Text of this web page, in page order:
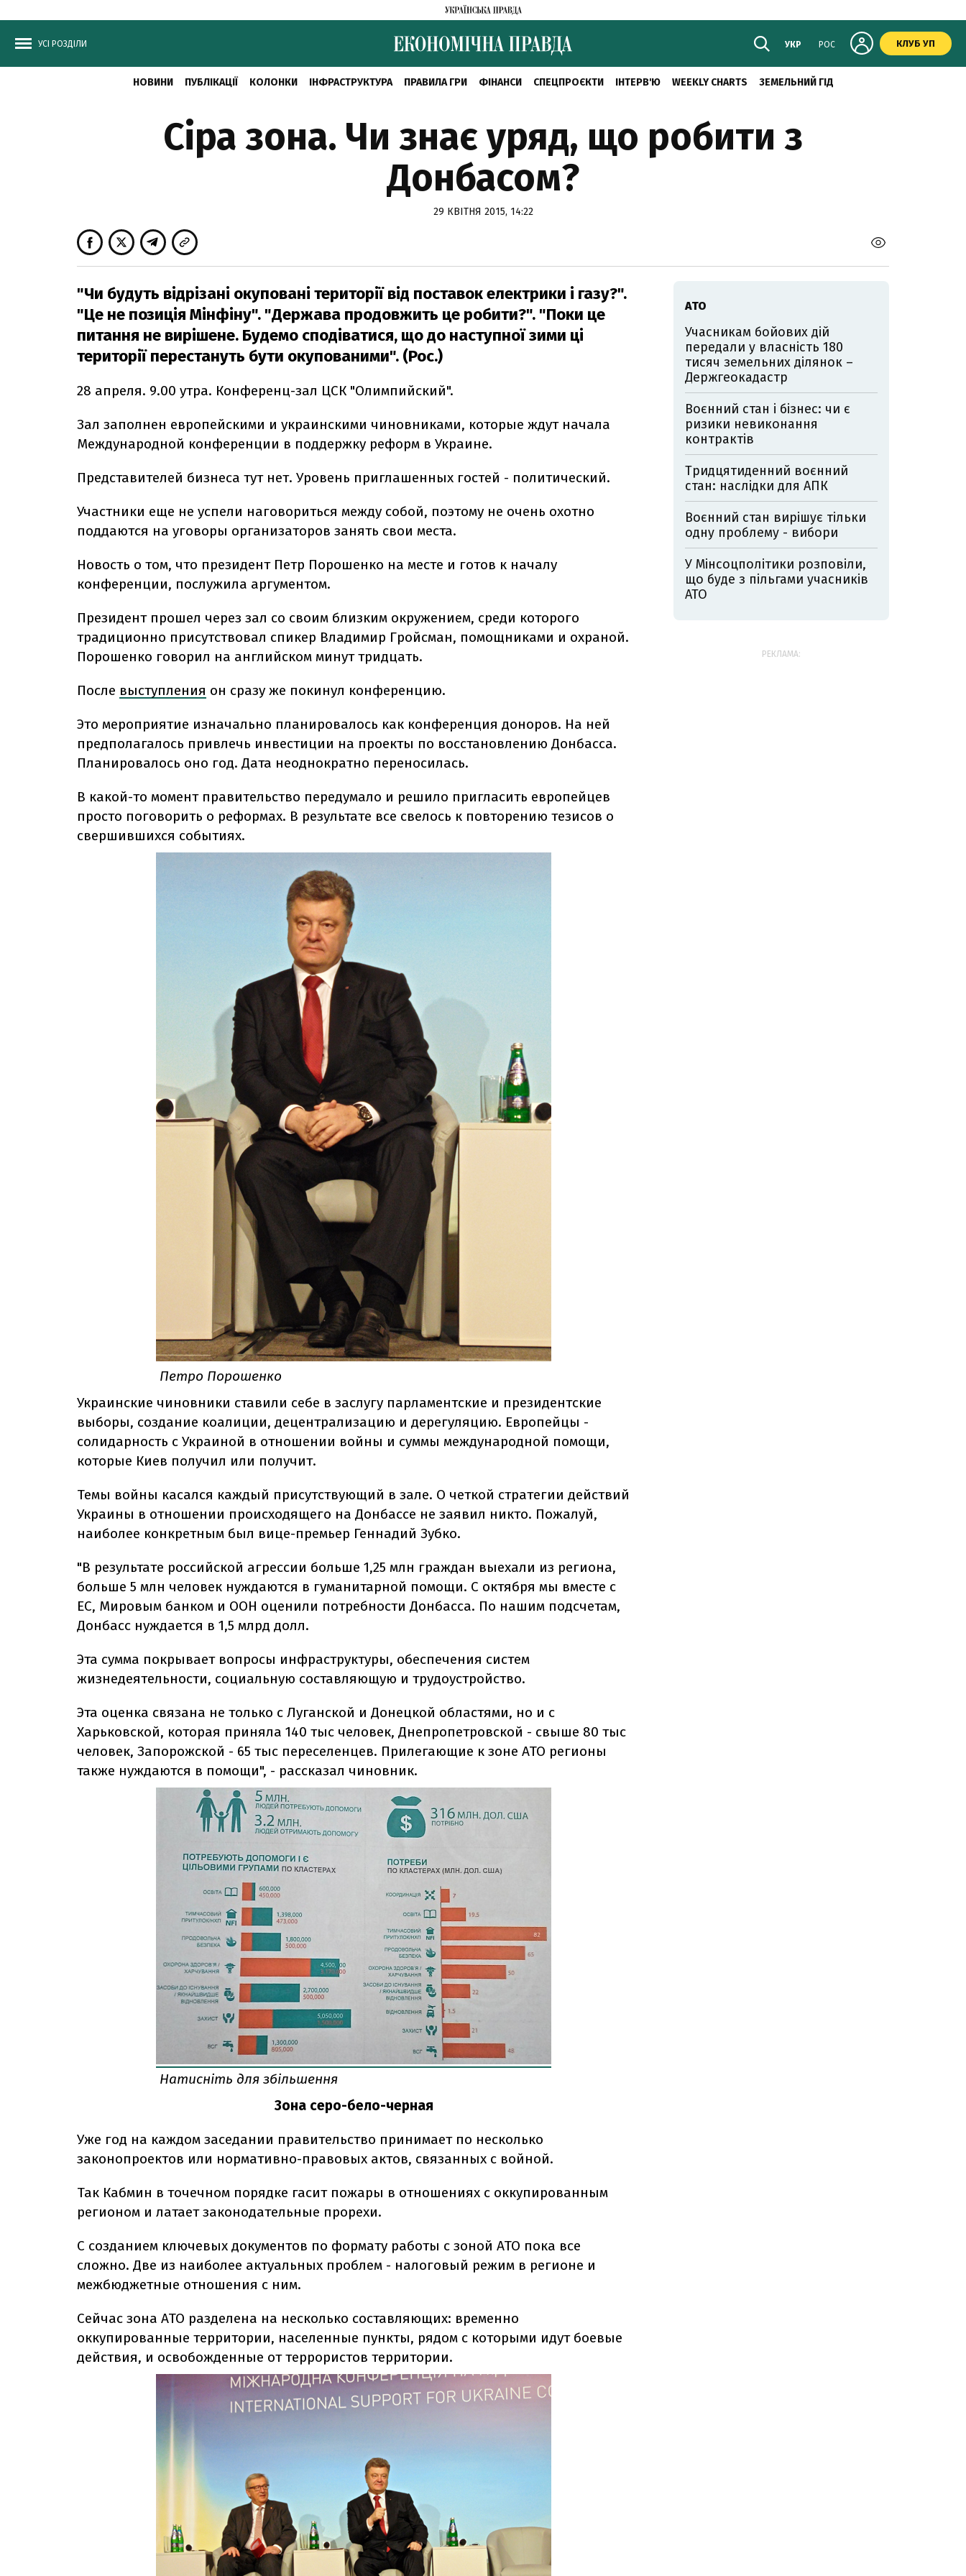
УСІ РОЗДІЛИ УКР РОС КЛУБ УП
НОВИНИ ПУБЛІКАЦІЇ КОЛОНКИ ІНФРАСТРУКТУРА ПРАВИЛА ГРИ ФІНАНСИ СПЕЦПРОЄКТИ ІНТЕРВ'Ю WEEKLY CHARTS ЗЕМЕЛЬНИЙ ГІД
Сіра зона. Чи знає уряд, що робити з
Донбасом?
29 КВІТНЯ 2015, 14:22
"Чи будуть відрізані окуповані території від поставок електрики і газу?".
"Це не позиція Мінфіну". "Держава продовжить це робити?". "Поки це
питання не вирішене. Будемо сподіватися, що до наступної зими ці
території перестануть бути окупованими". (Рос.)
28 апреля. 9.00 утра. Конференц-зал ЦСК "Олимпийский".
Зал заполнен европейскими и украинскими чиновниками, которые ждут начала
Международной конференции в поддержку реформ в Украине.
Представителей бизнеса тут нет. Уровень приглашенных гостей - политический.
Участники еще не успели наговориться между собой, поэтому не очень охотно
поддаются на уговоры организаторов занять свои места.
Новость о том, что президент Петр Порошенко на месте и готов к началу
конференции, послужила аргументом.
Президент прошел через зал со своим близким окружением, среди которого
традиционно присутствовал спикер Владимир Гройсман, помощниками и охраной.
Порошенко говорил на английском минут тридцать.
После выступления он сразу же покинул конференцию.
Это мероприятие изначально планировалось как конференция доноров. На ней
предполагалось привлечь инвестиции на проекты по восстановлению Донбасса.
Планировалось оно год. Дата неоднократно переносилась.
В какой-то момент правительство передумало и решило пригласить европейцев
просто поговорить о реформах. В результате все свелось к повторению тезисов о
свершившихся событиях.
Петро Порошенко
Украинские чиновники ставили себе в заслугу парламентские и президентские
выборы, создание коалиции, децентрализацию и дерегуляцию. Европейцы -
солидарность с Украиной в отношении войны и суммы международной помощи,
которые Киев получил или получит.
Темы войны касался каждый присутствующий в зале. О четкой стратегии действий
Украины в отношении происходящего на Донбассе не заявил никто. Пожалуй,
наиболее конкретным был вице-премьер Геннадий Зубко.
"В результате российской агрессии больше 1,25 млн граждан выехали из региона,
больше 5 млн человек нуждаются в гуманитарной помощи. С октября мы вместе с
ЕС, Мировым банком и ООН оценили потребности Донбасса. По нашим подсчетам,
Донбасс нуждается в 1,5 млрд долл.
Эта сумма покрывает вопросы инфраструктуры, обеспечения систем
жизнедеятельности, социальную составляющую и трудоустройство.
Эта оценка связана не только с Луганской и Донецкой областями, но и с
Харьковской, которая приняла 140 тыс человек, Днепропетровской - свыше 80 тыс
человек, Запорожской - 65 тыс переселенцев. Прилегающие к зоне АТО регионы
также нуждаются в помощи", - рассказал чиновник.
Натисніть для збільшення
Зона серо-бело-черная
Уже год на каждом заседании правительство принимает по несколько
законопроектов или нормативно-правовых актов, связанных с войной.
Так Кабмин в точечном порядке гасит пожары в отношениях с оккупированным
регионом и латает законодательные прорехи.
С созданием ключевых документов по формату работы с зоной АТО пока все
сложно. Две из наиболее актуальных проблем - налоговый режим в регионе и
межбюджетные отношения с ним.
Сейчас зона АТО разделена на несколько составляющих: временно
оккупированные территории, населенные пункты, рядом с которыми идут боевые
действия, и освобожденные от террористов территории.
АТО
Учасникам бойових дій
передали у власність 180
тисяч земельних ділянок –
Держгеокадастр
Воєнний стан і бізнес: чи є
ризики невиконання
контрактів
Тридцятиденний воєнний
стан: наслідки для АПК
Воєнний стан вирішує тільки
одну проблему - вибори
У Мінсоцполітики розповіли,
що буде з пільгами учасників
АТО
РЕКЛАМА: